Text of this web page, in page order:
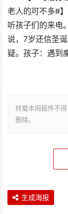
老人的可不多#
听孩子们的来电
说，7岁还信圣
疑。孩子：遇到
转载本网稿件不
删除。
生成海报